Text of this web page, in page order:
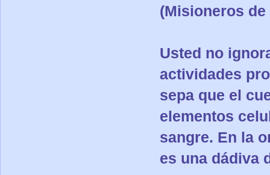
(Misioneros de
Usted no
actividades
sepa que el
elementos
sangre. En la
es una dádiva